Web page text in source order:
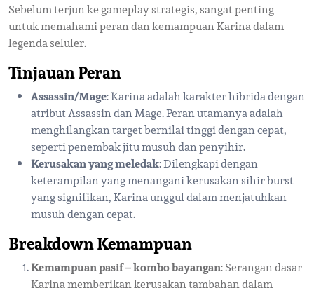
Sebelum terjun ke gameplay strategis, sangat penting
untuk memahami peran dan kemampuan Karina dalam
legenda seluler.
Tinjauan Peran
Assassin/Mage: Karina adalah karakter hibrida dengan
atribut Assassin dan Mage. Peran utamanya adalah
menghilangkan target bernilai tinggi dengan cepat,
seperti penembak jitu musuh dan penyihir.
Kerusakan yang meledak: Dilengkapi dengan
keterampilan yang menangani kerusakan sihir burst
yang signifikan, Karina unggul dalam menjatuhkan
musuh dengan cepat.
Breakdown Kemampuan
Kemampuan pasif – kombo bayangan: Serangan dasar
Karina memberikan kerusakan tambahan dalam